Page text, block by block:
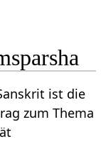
ist die
zum Thema